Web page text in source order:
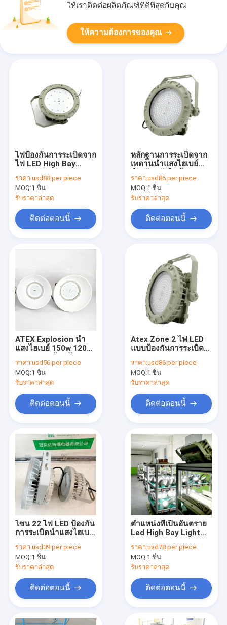
สินค้า
วิดีโอ
เกี่ยวกับเรา
ทัวร์โรงงาน
ติดต่อเรา
ข่าว
ให้เราติดต่อผลิตภัณฑ์ที่ดีที่สุดกับคุณ
ให้ความต้องการของคุณ
ไฟป้องกันการระเบิดจาก
ไฟ LED High Bay
Indoor Outdoor
ราคา:usd88 per piece
MOQ:1 ชิ้น
รับราคาล่าสุด
ติดต่อตอนนี้
หลักฐานการระเบิดจาก
เพดานนำแสงไฮเบย์
SMC Mold Pressure
Shell
ราคา:usd86 per piece
MOQ:1 ชิ้น
รับราคาล่าสุด
ติดต่อตอนนี้
ATEX Explosion นำ
แสงไฮเบย์ 150w 120
ความสว่างสูง
ราคา:usd56 per piece
MOQ:1 ชิ้น
รับราคาล่าสุด
ติดต่อตอนนี้
Atex Zone 2 ไฟ LED
แบบป้องกันการระเบิด
แบดมินตันแสงการทำ
เหมืองแร่
ราคา:usd86 per piece
MOQ:1 ชิ้น
รับราคาล่าสุด
ติดต่อตอนนี้
โซน 22 ไฟ LED ป้องกัน
การระเบิดนำแสงไฮเบย์
Canopy Luminaire
ราคา:usd39 per piece
MOQ:1 ชิ้น
รับราคาล่าสุด
ติดต่อตอนนี้
ตำแหน่งที่เป็นอันตราย
Led High Bay Light
Reflector Project
ราคา:usd78 per piece
MOQ:1 ชิ้น
รับราคาล่าสุด
ติดต่อตอนนี้